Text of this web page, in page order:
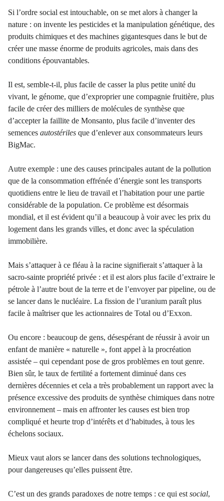
Si l’ordre social est intouchable, on se met alors à changer la
nature : on invente les pesticides et la manipulation génétique, des
produits chimiques et des machines gigantesques dans le but de
créer une masse énorme de produits agricoles, mais dans des
conditions épouvantables.
Il est, semble-t-il, plus facile de casser la plus petite unité du
vivant, le génome, que d’exproprier une compagnie fruitière, plus
facile de créer des milliers de molécules de synthèse que
d’accepter la faillite de Monsanto, plus facile d’inventer des
semences autostériles que d’enlever aux consommateurs leurs
BigMac.
Autre exemple : une des causes principales autant de la pollution
que de la consommation effrénée d’énergie sont les transports
quotidiens entre le lieu de travail et l’habitation pour une partie
considérable de la population. Ce problème est désormais
mondial, et il est évident qu’il a beaucoup à voir avec les prix du
logement dans les grands villes, et donc avec la spéculation
immobilière.
Mais s’attaquer à ce fléau à la racine signifierait s’attaquer à la
sacro-sainte propriété privée : et il est alors plus facile d’extraire le
pétrole à l’autre bout de la terre et de l’envoyer par pipeline, ou de
se lancer dans le nucléaire. La fission de l’uranium paraît plus
facile à maîtriser que les actionnaires de Total ou d’Exxon.
Ou encore : beaucoup de gens, désespérant de réussir à avoir un
enfant de manière « naturelle », font appel à la procréation
assistée – qui cependant pose de gros problèmes en tout genre.
Bien sûr, le taux de fertilité a fortement diminué dans ces
dernières décennies et cela a très probablement un rapport avec la
présence excessive des produits de synthèse chimiques dans notre
environnement – mais en affronter les causes est bien trop
compliqué et heurte trop d’intérêts et d’habitudes, à tous les
échelons sociaux.
Mieux vaut alors se lancer dans des solutions technologiques,
pour dangereuses qu’elles puissent être.
C’est un des grands paradoxes de notre temps : ce qui est social,